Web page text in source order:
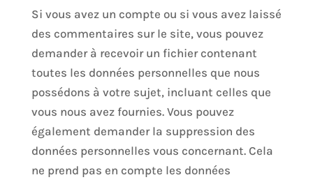
Si vous avez un compte ou si vous avez laissé
des commentaires sur le site, vous pouvez
demander à recevoir un fichier contenant
toutes les données personnelles que nous
possédons à votre sujet, incluant celles que
vous nous avez fournies. Vous pouvez
également demander la suppression des
données personnelles vous concernant. Cela
ne prend pas en compte les données